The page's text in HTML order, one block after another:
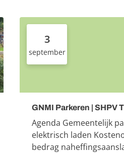
3
september
GNMI Parkeren | SHPV
Agenda Gemeentelijk
elektrisch laden
bedrag